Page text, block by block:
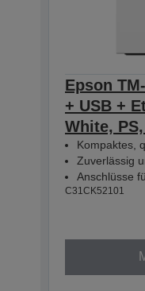
Epson
+ USB +
White,
Kompaktes,
Zuverlässig
Anschlüsse
C31CK52101